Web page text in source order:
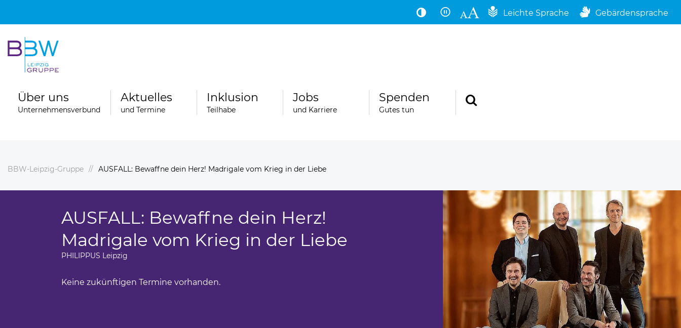
Leichte Sprache Gebärdensprache
Über uns
Unternehmensverbund
Aktuelles
und Termine
Inklusion
Teilhabe
Jobs
und Karriere
Engagement
Spenden
Gutes tun
Spenden
Ferienfahrten für Menschen mit Autismus
Sportwochen der Wolfgang-Mutzeck-Schule
Ein Rollstuhl-Transportrad für Philippus
BBW-Leipzig-Gruppe AUSFALL: Bewaffne dein Herz! Madrigale vom Krieg in der Liebe
AUSFALL: Bewaffne dein Herz!
Madrigale vom Krieg in der Liebe
PHILIPPUS Leipzig
Keine zukünftigen Termine vorhanden.